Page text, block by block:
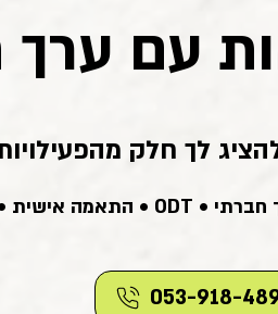
עם ערך
לך חלק
חברתי •
• התאמה אישית
053-918-